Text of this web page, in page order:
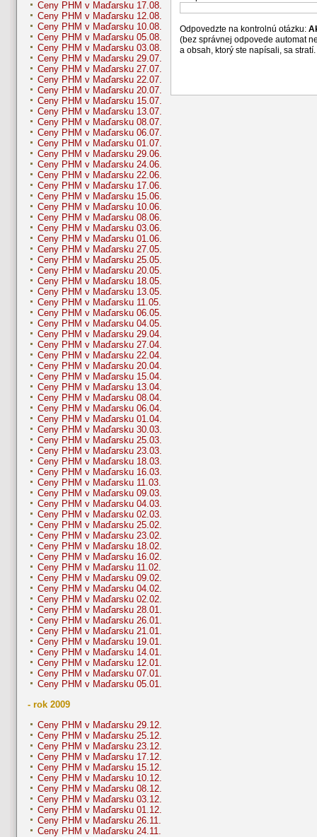
Ceny PHM v Maďarsku 17.08.
Ceny PHM v Maďarsku 12.08.
Ceny PHM v Maďarsku 10.08.
Ceny PHM v Maďarsku 05.08.
Ceny PHM v Maďarsku 03.08.
Ceny PHM v Maďarsku 29.07.
Ceny PHM v Maďarsku 27.07.
Ceny PHM v Maďarsku 22.07.
Ceny PHM v Maďarsku 20.07.
Ceny PHM v Maďarsku 15.07.
Ceny PHM v Maďarsku 13.07.
Ceny PHM v Maďarsku 08.07.
Ceny PHM v Maďarsku 06.07.
Ceny PHM v Maďarsku 01.07.
Ceny PHM v Maďarsku 29.06.
Ceny PHM v Maďarsku 24.06.
Ceny PHM v Maďarsku 22.06.
Ceny PHM v Maďarsku 17.06.
Ceny PHM v Maďarsku 15.06.
Ceny PHM v Maďarsku 10.06.
Ceny PHM v Maďarsku 08.06.
Ceny PHM v Maďarsku 03.06.
Ceny PHM v Maďarsku 01.06.
Ceny PHM v Maďarsku 27.05.
Ceny PHM v Maďarsku 25.05.
Ceny PHM v Maďarsku 20.05.
Ceny PHM v Maďarsku 18.05.
Ceny PHM v Maďarsku 13.05.
Ceny PHM v Maďarsku 11.05.
Ceny PHM v Maďarsku 06.05.
Ceny PHM v Maďarsku 04.05.
Ceny PHM v Maďarsku 29.04.
Ceny PHM v Maďarsku 27.04.
Ceny PHM v Maďarsku 22.04.
Ceny PHM v Maďarsku 20.04.
Ceny PHM v Maďarsku 15.04.
Ceny PHM v Maďarsku 13.04.
Ceny PHM v Maďarsku 08.04.
Ceny PHM v Maďarsku 06.04.
Ceny PHM v Maďarsku 01.04.
Ceny PHM v Maďarsku 30.03.
Ceny PHM v Maďarsku 25.03.
Ceny PHM v Maďarsku 23.03.
Ceny PHM v Maďarsku 18.03.
Ceny PHM v Maďarsku 16.03.
Ceny PHM v Maďarsku 11.03.
Ceny PHM v Maďarsku 09.03.
Ceny PHM v Maďarsku 04.03.
Ceny PHM v Maďarsku 02.03.
Ceny PHM v Maďarsku 25.02.
Ceny PHM v Maďarsku 23.02.
Ceny PHM v Maďarsku 18.02.
Ceny PHM v Maďarsku 16.02.
Ceny PHM v Maďarsku 11.02.
Ceny PHM v Maďarsku 09.02.
Ceny PHM v Maďarsku 04.02.
Ceny PHM v Maďarsku 02.02.
Ceny PHM v Maďarsku 28.01.
Ceny PHM v Maďarsku 26.01.
Ceny PHM v Maďarsku 21.01.
Ceny PHM v Maďarsku 19.01.
Ceny PHM v Maďarsku 14.01.
Ceny PHM v Maďarsku 12.01.
Ceny PHM v Maďarsku 07.01.
Ceny PHM v Maďarsku 05.01.
- rok 2009
Ceny PHM v Maďarsku 29.12.
Ceny PHM v Maďarsku 25.12.
Ceny PHM v Maďarsku 23.12.
Ceny PHM v Maďarsku 17.12.
Ceny PHM v Maďarsku 15.12.
Ceny PHM v Maďarsku 10.12.
Ceny PHM v Maďarsku 08.12.
Ceny PHM v Maďarsku 03.12.
Ceny PHM v Maďarsku 01.12.
Ceny PHM v Maďarsku 26.11.
Ceny PHM v Maďarsku 24.11.
Odpovedzte na kontrolnú otázku:
(bez správnej odpovede automat
a obsah, ktorý ste napísali, sa